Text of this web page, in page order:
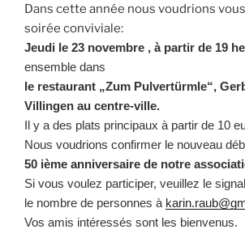
Dans cette année nous voudrions
soirée conviviale:
Jeudi le 23 novembre , à partir de 19
ensemble dans
le restaurant „Zum Pulvertürmle“,
Villingen au centre-ville.
Il y a des plats principaux à partir de 10
Nous voudrions confirmer le nouveau
50 ième anniversaire de notre
Si vous voulez participer, veuillez le
le nombre de personnes à
Vos amis intéressés sont les bienvenus.